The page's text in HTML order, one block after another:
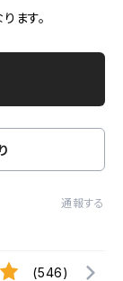
ます。
通報する
(546)